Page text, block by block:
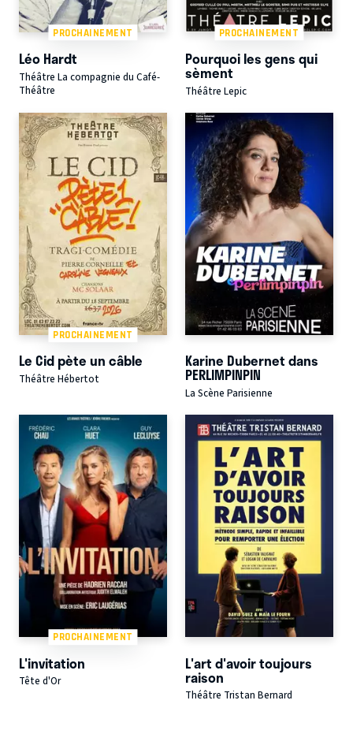
PROCHAINEMENT
Léo Hardt
Théâtre La compagnie du Café-
Théâtre
PROCHAINEMENT
Pourquoi les gens qui
sèment
Théâtre Lepic
PROCHAINEMENT
Le Cid pète un câble
Théâtre Hébertot
Karine Dubernet dans
PERLIMPINPIN
La Scène Parisienne
PROCHAINEMENT
L'invitation
Tête d'Or
L'art d'avoir toujours
raison
Théâtre Tristan Bernard